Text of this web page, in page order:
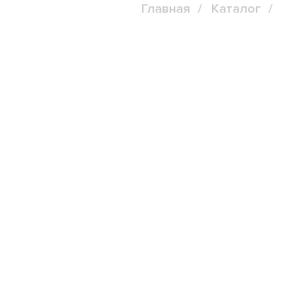
Главная Каталог